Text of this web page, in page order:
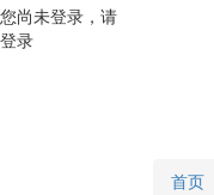
您尚未登录，请
登录
首页